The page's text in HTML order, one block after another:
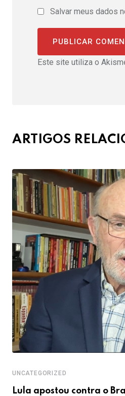
Salvar meus dados
Este site utiliza o
ARTIGOS
UNCATEGORIZED
Lula apostou contra o